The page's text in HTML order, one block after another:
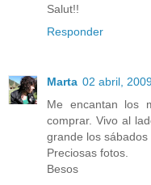
Salut!!
Responder
Marta 02 abril,
Me encantan los
comprar. Vivo al
grande los sábados
Preciosas fotos.
Besos